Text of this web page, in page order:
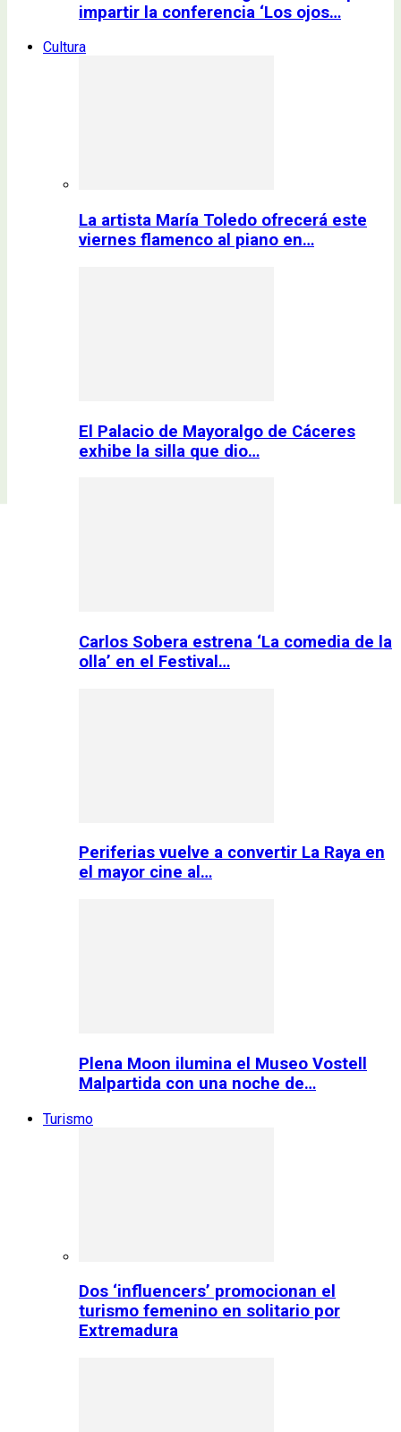
impartir la conferencia ‘Los ojos…
Cultura
La artista María Toledo ofrecerá este
viernes flamenco al piano en…
El Palacio de Mayoralgo de Cáceres
exhibe la silla que dio…
Carlos Sobera estrena ‘La comedia de la
olla’ en el Festival…
Periferias vuelve a convertir La Raya en
el mayor cine al…
Plena Moon ilumina el Museo Vostell
Malpartida con una noche de…
Turismo
Dos ‘influencers’ promocionan el
turismo femenino en solitario por
Extremadura